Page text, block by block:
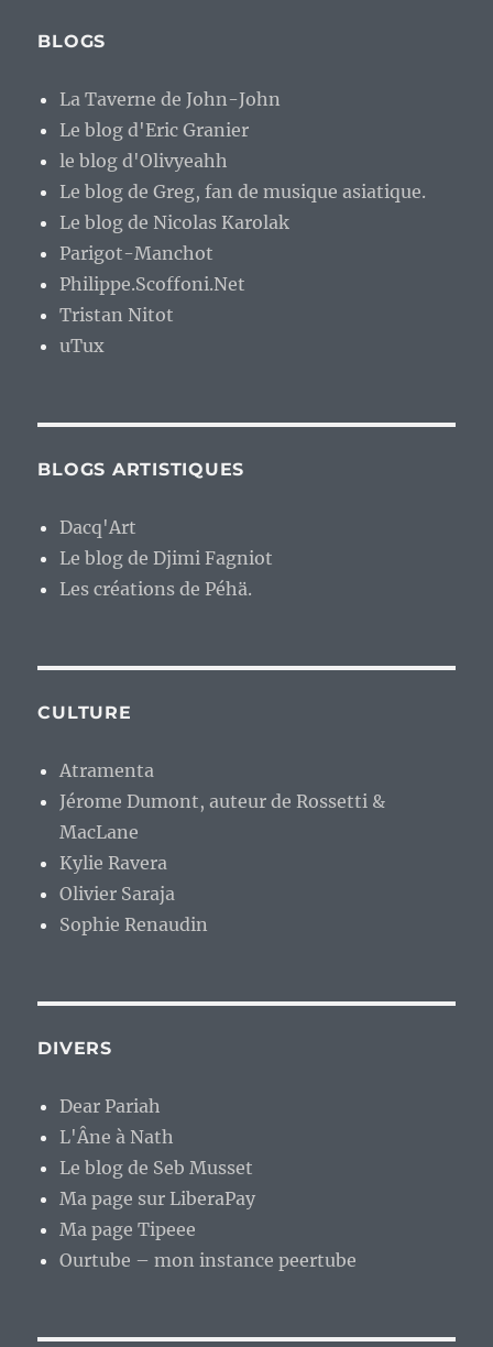
BLOGS
La Taverne de John-John
Le blog d'Eric Granier
le blog d'Olivyeahh
Le blog de Greg, fan de musique asiatique.
Le blog de Nicolas Karolak
Parigot-Manchot
Philippe.Scoffoni.Net
Tristan Nitot
uTux
BLOGS ARTISTIQUES
Dacq'Art
Le blog de Djimi Fagniot
Les créations de Péhä.
CULTURE
Atramenta
Jérome Dumont, auteur de Rossetti &
MacLane
Kylie Ravera
Olivier Saraja
Sophie Renaudin
DIVERS
Dear Pariah
L'Âne à Nath
Le blog de Seb Musset
Ma page sur LiberaPay
Ma page Tipeee
Ourtube – mon instance peertube